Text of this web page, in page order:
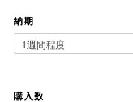
納期
購入数